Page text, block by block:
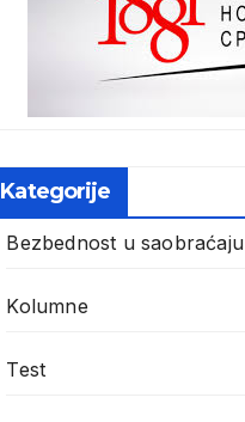
Kategorije
Bezbednost u saobraćaju
Kolumne
Test